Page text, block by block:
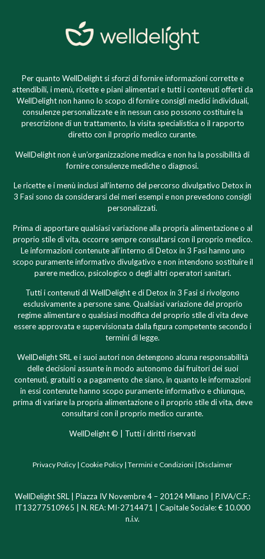
Per quanto WellDelight si sforzi di fornire informazioni corrette e
attendibili, i menù, ricette e piani alimentari e tutti i contenuti offerti da
WellDelight non hanno lo scopo di fornire consigli medici individuali,
consulenze personalizzate e in nessun caso possono costituire la
prescrizione di un trattamento, la visita specialistica o il rapporto
diretto con il proprio medico curante.
WellDelight non è un’organizzazione medica e non ha la possibilità di
fornire consulenze mediche o diagnosi.
Le ricette e i menù inclusi all’interno del percorso divulgativo Detox in
3 Fasi sono da considerarsi dei meri esempi e non prevedono consigli
personalizzati.
Prima di apportare qualsiasi variazione alla propria alimentazione o al
proprio stile di vita, occorre sempre consultarsi con il proprio medico.
Le informazioni contenute all’interno di Detox in 3 Fasi hanno uno
scopo puramente informativo divulgativo e non intendono sostituire il
parere medico, psicologico o degli altri operatori sanitari.
Tutti i contenuti di WellDelight e di Detox in 3 Fasi si rivolgono
esclusivamente a persone sane. Qualsiasi variazione del proprio
regime alimentare o qualsiasi modifica del proprio stile di vita deve
essere approvata e supervisionata dalla figura competente secondo i
termini di legge.
WellDelight SRL e i suoi autori non detengono alcuna responsabilità
delle decisioni assunte in modo autonomo dai fruitori dei suoi
contenuti, gratuiti o a pagamento che siano, in quanto le informazioni
in essi contenute hanno scopo puramente informativo e chiunque,
prima di variare la propria alimentazione o il proprio stile di vita, deve
consultarsi con il proprio medico curante.
WellDelight © | Tutti i diritti riservati
Privacy Policy | Cookie Policy | Termini e Condizioni | Disclaimer
WellDelight SRL | Piazza IV Novembre 4 – 20124 Milano | P.IVA/C.F.:
IT13277510965 | N. REA: MI-2714471 | Capitale Sociale: € 10.000
n.i.v.